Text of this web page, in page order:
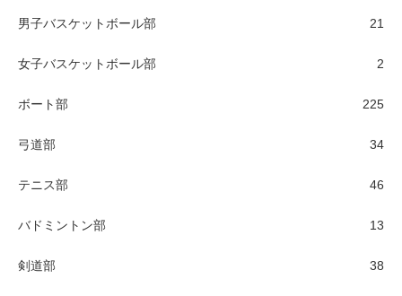
男子バスケットボール部 21
女子バスケットボール部 2
ボート部 225
弓道部 34
テニス部 46
バドミントン部 13
剣道部 38